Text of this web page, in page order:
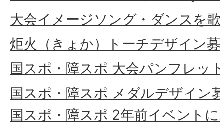
大会イメージソング・ダンスを
炬火（きょか）トーチデザイン
国スポ・障スポ 大会パンフレッ
国スポ・障スポ メダルデザイン
国スポ・障スポ 2年前イベント